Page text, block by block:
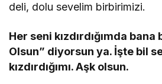
deli, dolu sevelim birbirimizi.
Her seni kızdırdığımda bana
Olsun” diyorsun ya. İşte bil
kızdırdığımı. Aşk olsun.